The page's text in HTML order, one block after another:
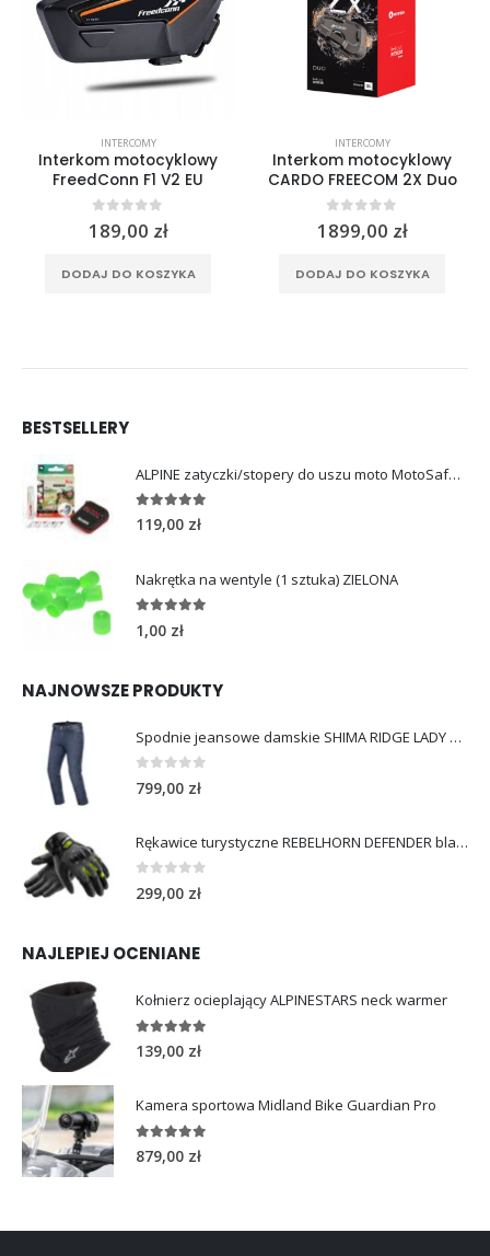
INTERCOMY
Interkom motocyklowy
FreedConn F1 V2 EU
0out of 5
189,00 zł
DODAJ DO KOSZYKA
INTERCOMY
Interkom motocyklowy
CARDO FREECOM 2X Duo
0out of 5
1899,00 zł
DODAJ DO KOSZYKA
BESTSELLERY
ALPINE zatyczki/stopery do uszu moto MotoSafe Pro
4.96out of 5
119,00 zł
Nakrętka na wentyle (1 sztuka) ZIELONA
out of 5
1,00 zł
NAJNOWSZE PRODUKTY
Spodnie jeansowe damskie SHIMA RIDGE LADY blue
out of 5
799,00 zł
Rękawice turystyczne REBELHORN DEFENDER black yellow fluo
out of 5
299,00 zł
NAJLEPIEJ OCENIANE
Kołnierz ocieplający ALPINESTARS neck warmer
out of 5
139,00 zł
Kamera sportowa Midland Bike Guardian Pro
out of 5
879,00 zł